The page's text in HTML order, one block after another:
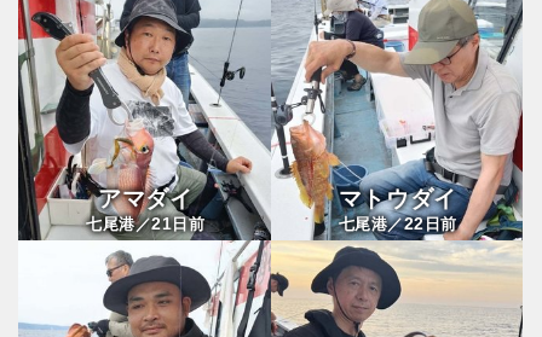
アマダイ
七尾港／21日前
マトウダイ
七尾港／22日前